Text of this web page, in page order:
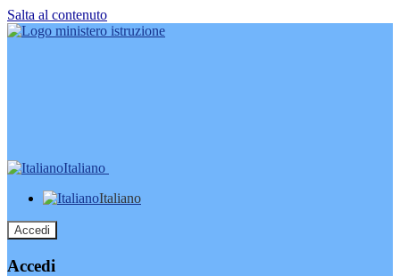
Salta al contenuto
Italiano
Italiano
Accedi
Accedi